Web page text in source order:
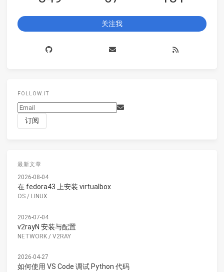
关注我
FOLLOW.IT
最新文章
2026-08-04
在 fedora43 上安装 virtualbox
OS / LINUX
2026-07-04
v2rayN 安装与配置
NETWORK / V2RAY
2026-04-27
如何使用 VS Code 调试 Python 代码